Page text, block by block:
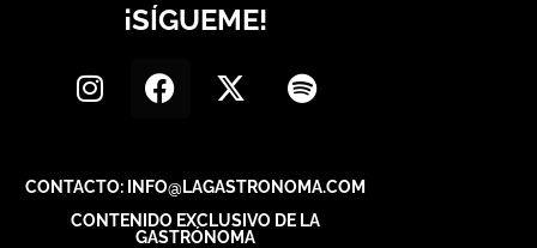
¡SÍGUEME!
CONTACTO: INFO@LAGASTRONOMA.COM
CONTENIDO EXCLUSIVO DE LA
GASTRÓNOMA